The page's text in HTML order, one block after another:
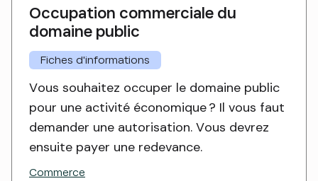
Occupation commerciale du
domaine public
Fiches d'informations
Vous souhaitez occuper le domaine public
pour une activité économique ? Il vous faut
demander une autorisation. Vous devrez
ensuite payer une redevance.
Commerce